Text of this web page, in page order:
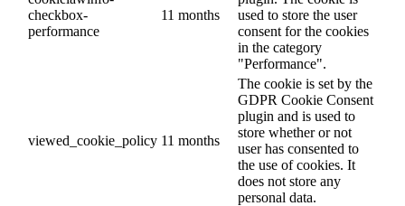
checkbox-
performance
11 months
used to store the user
consent for the cookies
in the category
"Performance".
viewed_cookie_policy 11 months
The cookie is set by the
GDPR Cookie Consent
plugin and is used to
store whether or not
user has consented to
the use of cookies. It
does not store any
personal data.